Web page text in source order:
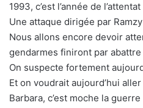
1993, c’est l’année de
Une attaque dirigée par
Nous allons encore devoir
gendarmes finiront par
On suspecte fortement
Et on voudrait aujourd’hui
Barbara, c’est moche la